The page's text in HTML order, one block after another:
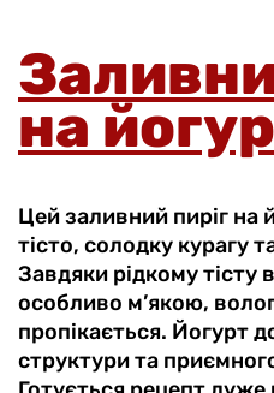
на
Цей заливний пиріг на
тісто, солодку курагу
Завдяки рідкому тісту
особливо м’якою,
пропікається. Йогурт
структури та